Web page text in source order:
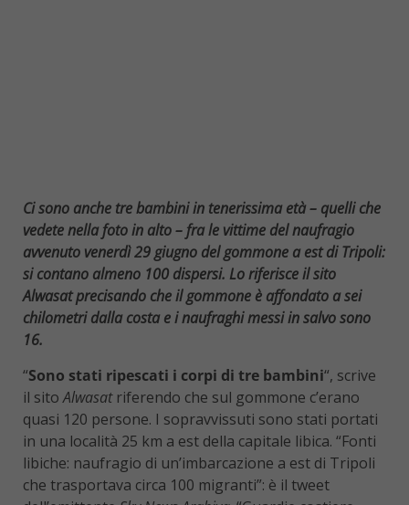
Ci sono anche tre bambini in tenerissima età – quelli che
vedete nella foto in alto – fra le vittime del naufragio
avvenuto venerdì 29 giugno del gommone a est di Tripoli:
si contano almeno 100 dispersi. Lo riferisce il sito
Alwasat precisando che il gommone è affondato a sei
chilometri dalla costa e i naufraghi messi in salvo sono
16.
“Sono stati ripescati i corpi di tre bambini“, scrive
il sitoAlwasatriferendo che sul gommone c’erano
quasi 120 persone. I sopravvissuti sono stati portati
in una località 25 km a est della capitale libica. “Fonti
libiche: naufragio di un’imbarcazione a est di Tripoli
che trasportava circa 100 migranti”: è il tweet